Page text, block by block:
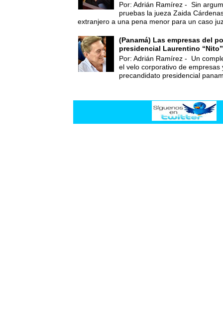
Por: Adrián Ramírez - Sin
pruebas la jueza Zaida
extranjero a una pena menor para un caso
(Panamá) Las empresas del
presidencial Laurentino
Por: Adrián Ramírez - Un
el velo corporativo de empresas
precandidato presidencial